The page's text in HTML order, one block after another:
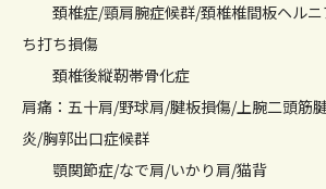
頚椎症/頸肩腕症候群/頚椎椎間板ヘルニ
ち打ち損傷
頚椎後縦靭帯骨化症
肩痛：五十肩/野球肩/腱板損傷/上腕二頭筋
炎/胸郭出口症候群
顎関節症/なで肩/いかり肩/猫背